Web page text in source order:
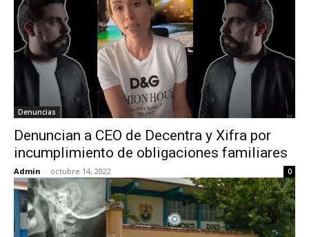
Denuncias
Denuncian a CEO de Decentra y Xifra por
incumplimiento de obligaciones familiares
Admin - octubre 14, 2022 0